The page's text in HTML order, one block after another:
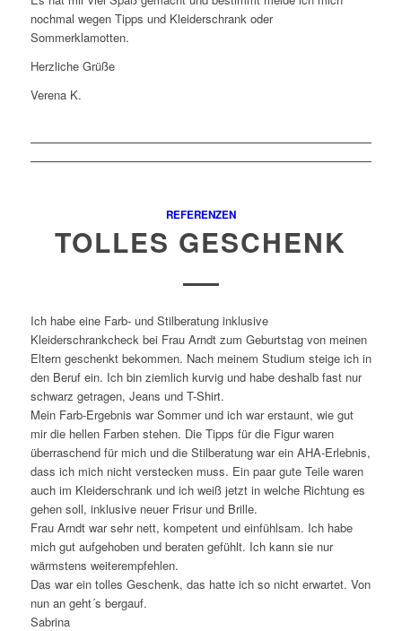
nochmal wegen Tipps und Kleiderschrank oder
Sommerklamotten.
Herzliche Grüße
Verena K.
REFERENZEN
TOLLES GESCHENK
Ich habe eine Farb- und Stilberatung inklusive
Kleiderschrankcheck bei Frau Arndt zum Geburtstag von meinen
Eltern geschenkt bekommen. Nach meinem Studium steige ich in
den Beruf ein. Ich bin ziemlich kurvig und habe deshalb fast nur
schwarz getragen, Jeans und T-Shirt.
Mein Farb-Ergebnis war Sommer und ich war erstaunt, wie gut
mir die hellen Farben stehen. Die Tipps für die Figur waren
überraschend für mich und die Stilberatung war ein AHA-Erlebnis,
dass ich mich nicht verstecken muss. Ein paar gute Teile waren
auch im Kleiderschrank und ich weiß jetzt in welche Richtung es
gehen soll, inklusive neuer Frisur und Brille.
Frau Arndt war sehr nett, kompetent und einfühlsam. Ich habe
mich gut aufgehoben und beraten gefühlt. Ich kann sie nur
wärmstens weiterempfehlen.
Das war ein tolles Geschenk, das hatte ich so nicht erwartet. Von
nun an geht´s bergauf.
Sabrina